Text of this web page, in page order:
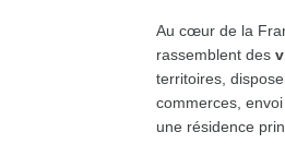
Au cœur de la
rassemblent des
territoires,
commerces,
une résidence